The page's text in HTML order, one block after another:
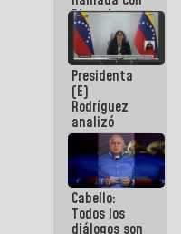
Dinorah
Figuera y
acuerdan
primer
encuentro
presencial
para el
diálogo
Presidenta
(E)
Rodríguez
analizó
junto a
gobernadores
planes de
recuperación
del Sistema
Eléctrico
Cabello:
Todos los
diálogos son